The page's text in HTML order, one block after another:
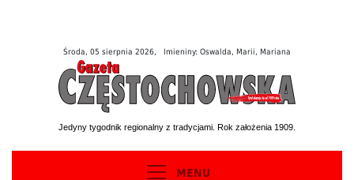
Środa, 05 sierpnia 2026, Imieniny: Oswalda, Marii, Mariana
Jedyny tygodnik regionalny z tradycjami. Rok założenia 1909.
MENU